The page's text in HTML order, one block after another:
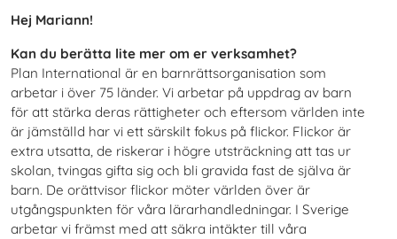
Hej Mariann!
Kan du berätta lite mer om er verksamhet?
Plan International är en barnrättsorganisation som
arbetar i över 75 länder. Vi arbetar på uppdrag av barn
för att stärka deras rättigheter och eftersom världen inte
är jämställd har vi ett särskilt fokus på flickor. Flickor är
extra utsatta, de riskerar i högre utsträckning att tas ur
skolan, tvingas gifta sig och bli gravida fast de själva är
barn. De orättvisor flickor möter världen över är
utgångspunkten för våra lärarhandledningar. I Sverige
arbetar vi främst med att säkra intäkter till våra